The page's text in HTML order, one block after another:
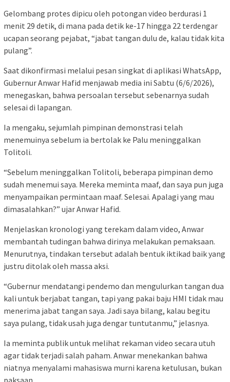
Gelombang protes dipicu oleh potongan video berdurasi 1
menit 29 detik, di mana pada detik ke-17 hingga 22 terdengar
ucapan seorang pejabat, “jabat tangan dulu de, kalau tidak kita
pulang”.
Saat dikonfirmasi melalui pesan singkat di aplikasi WhatsApp,
Gubernur Anwar Hafid menjawab media ini Sabtu (6/6/2026),
menegaskan, bahwa persoalan tersebut sebenarnya sudah
selesai di lapangan.
Ia mengaku, sejumlah pimpinan demonstrasi telah
menemuinya sebelum ia bertolak ke Palu meninggalkan
Tolitoli.
“Sebelum meninggalkan Tolitoli, beberapa pimpinan demo
sudah menemui saya. Mereka meminta maaf, dan saya pun juga
menyampaikan permintaan maaf. Selesai. Apalagi yang mau
dimasalahkan?” ujar Anwar Hafid.
Menjelaskan kronologi yang terekam dalam video, Anwar
membantah tudingan bahwa dirinya melakukan pemaksaan.
Menurutnya, tindakan tersebut adalah bentuk iktikad baik yang
justru ditolak oleh massa aksi.
“Gubernur mendatangi pendemo dan mengulurkan tangan dua
kali untuk berjabat tangan, tapi yang pakai baju HMI tidak mau
menerima jabat tangan saya. Jadi saya bilang, kalau begitu
saya pulang, tidak usah juga dengar tuntutanmu,” jelasnya.
Ia meminta publik untuk melihat rekaman video secara utuh
agar tidak terjadi salah paham. Anwar menekankan bahwa
niatnya menyalami mahasiswa murni karena ketulusan, bukan
paksaan.